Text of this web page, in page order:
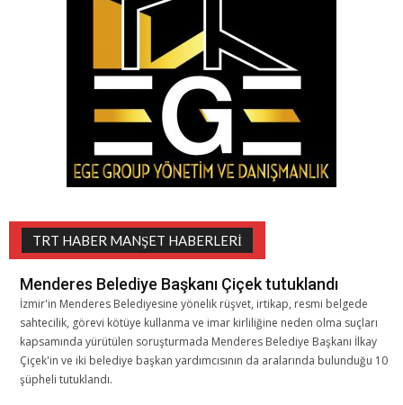
TRT HABER MANŞET HABERLERI
Menderes Belediye Başkanı Çiçek tutuklandı
İzmir'in Menderes Belediyesine yönelik rüşvet, irtikap, resmi belgede
sahtecilik, görevi kötüye kullanma ve imar kirliliğine neden olma suçları
kapsamında yürütülen soruşturmada Menderes Belediye Başkanı İlkay
Çiçek'in ve iki belediye başkan yardımcısının da aralarında bulunduğu 10
şüpheli tutuklandı.